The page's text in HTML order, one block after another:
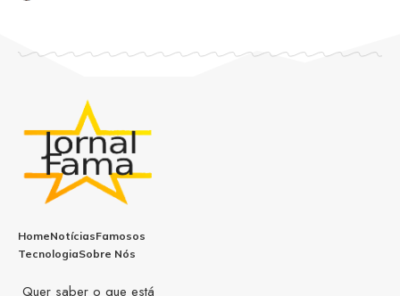
HomeNotíciasFamosos
TecnologiaSobre Nós
Quer saber o que está